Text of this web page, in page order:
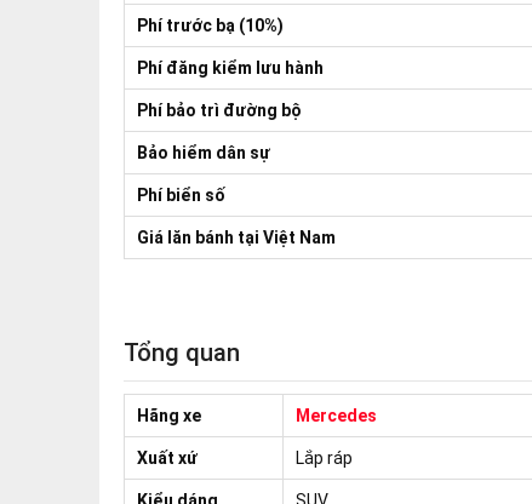
Phí trước bạ (10%)
Phí đăng kiểm lưu hành
Phí bảo trì đường bộ
Bảo hiểm dân sự
Phí biển số
Giá lăn bánh tại Việt Nam
Tổng quan
Hãng xe Mercedes
Xuất xứ Lắp ráp